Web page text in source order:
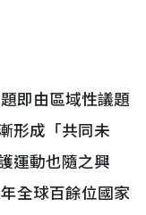
即由區域性議題
形成「共同未
運動也隨之興
全球百餘位國家